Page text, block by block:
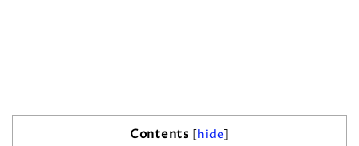
Contents [hide]